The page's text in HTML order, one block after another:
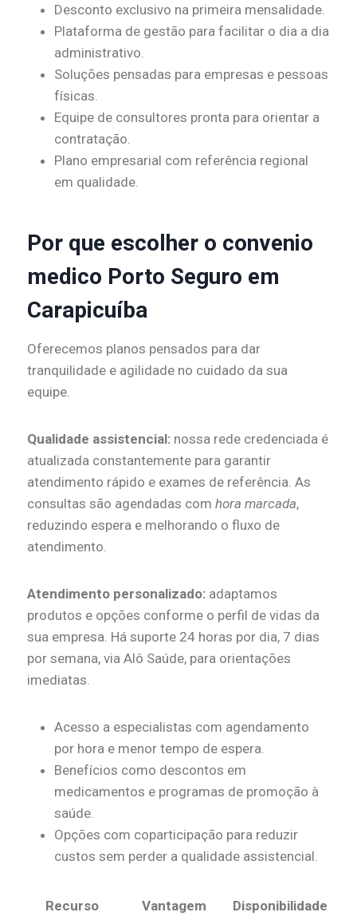
Desconto exclusivo na primeira mensalidade.
Plataforma de gestão para facilitar o dia a dia
administrativo.
Soluções pensadas para empresas e pessoas
físicas.
Equipe de consultores pronta para orientar a
contratação.
Plano empresarial com referência regional
em qualidade.
Por que escolher o convenio
medico Porto Seguro em
Carapicuíba
Oferecemos planos pensados para dar
tranquilidade e agilidade no cuidado da sua
equipe.
Qualidade assistencial: nossa rede credenciada é
atualizada constantemente para garantir
atendimento rápido e exames de referência. As
consultas são agendadas com hora marcada,
reduzindo espera e melhorando o fluxo de
atendimento.
Atendimento personalizado: adaptamos
produtos e opções conforme o perfil de vidas da
sua empresa. Há suporte 24 horas por dia, 7 dias
por semana, via Alô Saúde, para orientações
imediatas.
Acesso a especialistas com agendamento
por hora e menor tempo de espera.
Benefícios como descontos em
medicamentos e programas de promoção à
saúde.
Opções com coparticipação para reduzir
custos sem perder a qualidade assistencial.
Recurso Vantagem Disponibilidade